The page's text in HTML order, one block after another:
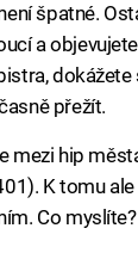
špatné.
a
přežít.
mezi hip
K tomu
Co myslíte?